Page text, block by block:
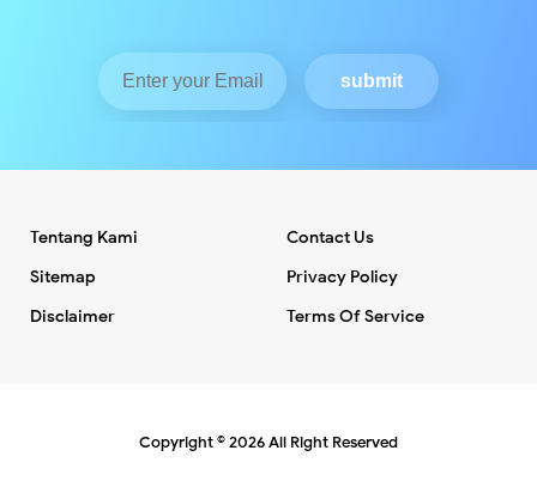
Tentang Kami
Contact Us
Sitemap
Privacy Policy
Disclaimer
Terms Of Service
Copyright ©2026All Right Reserved